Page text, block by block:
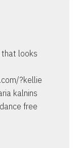
that looks
?kellie
kalnins
free